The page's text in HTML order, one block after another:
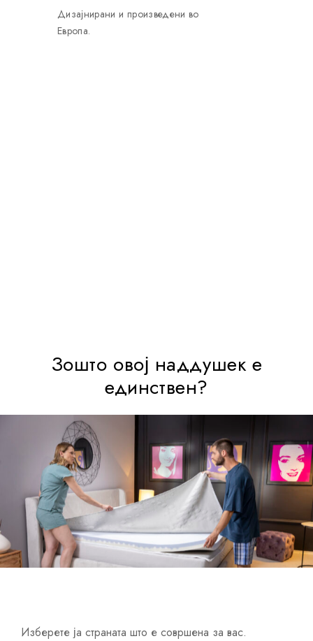
Дизајнирани и произведени во
Европа.
Зошто овој наддушек е
единствен?
Изберете ја страната што е совршена за вас.